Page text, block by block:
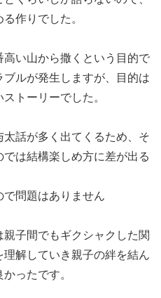
作りでした。
い山から撒くという目的で
ルが発生しますが、目的は
トーリーでした。
話が多く出てくるため、そ
は結構楽しめ方に差が出る
問題はありません
子間でもギクシャクした関
解していき親子の絆を結ん
ったです。